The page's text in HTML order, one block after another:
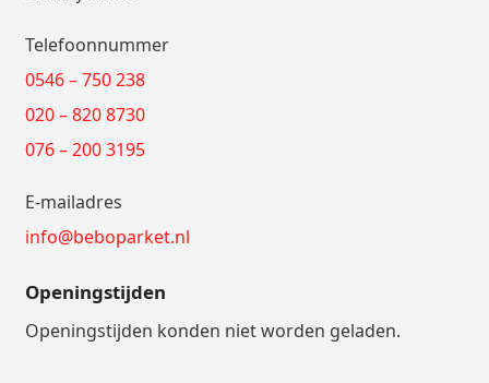
Telefoonnummer
0546 – 750 238
020 – 820 8730
076 – 200 3195
E-mailadres
info@beboparket.nl
Openingstijden
Openingstijden konden niet worden geladen.